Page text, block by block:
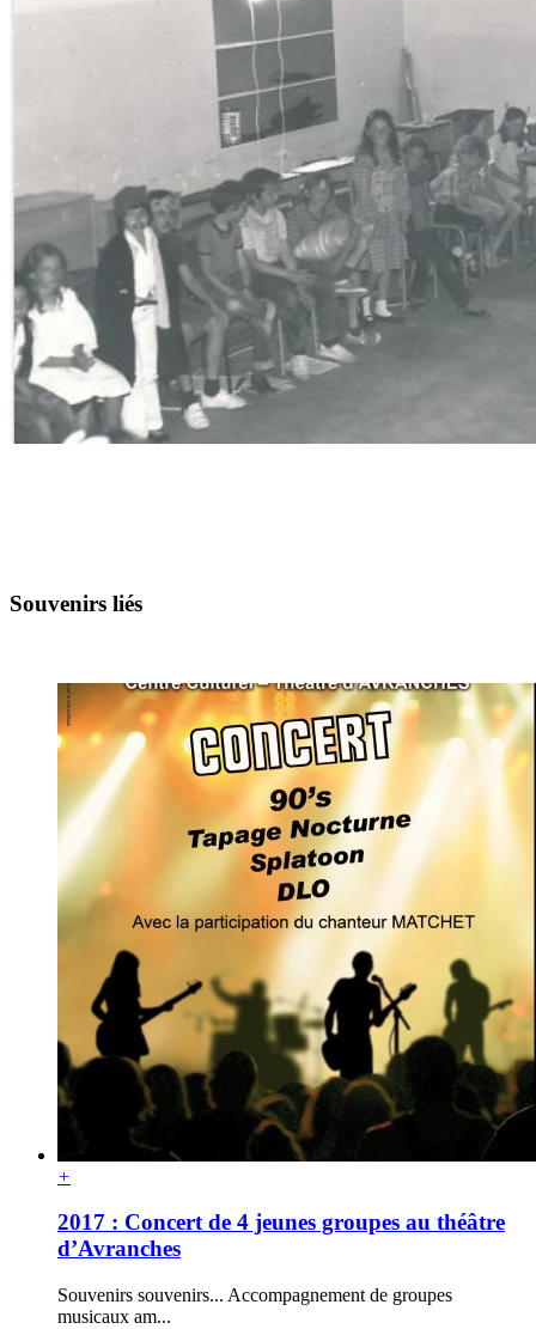
Souvenirs liés
+
2017 : Concert de 4 jeunes groupes au théâtre
d’Avranches
Souvenirs souvenirs... Accompagnement de groupes
musicaux am...